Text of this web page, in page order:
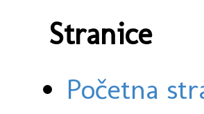
Stranice
Početna